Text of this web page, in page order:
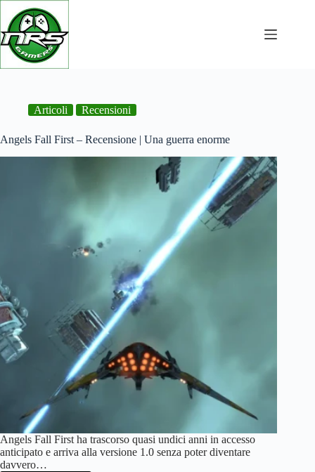
NRSGamers: videogiochi, PC da gaming e guide
Salta
contenuto
Articoli Recensioni
Angels Fall First – Recensione | Una guerra enorme
Angels Fall First ha trascorso quasi undici anni in accesso
anticipato e arriva alla versione 1.0 senza poter diventare
davvero…